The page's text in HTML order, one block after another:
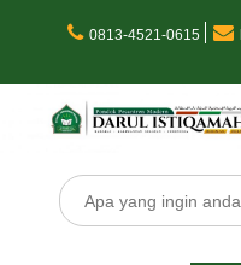
0813-4521-0615
Search
for: